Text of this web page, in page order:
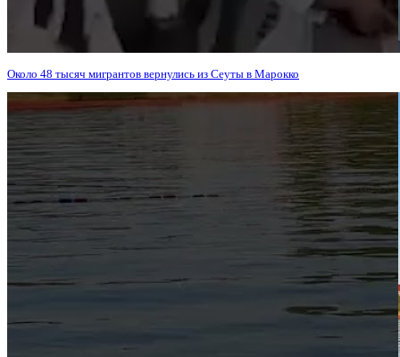
Около 48 тысяч мигрантов вернулись из Сеуты в Марокко